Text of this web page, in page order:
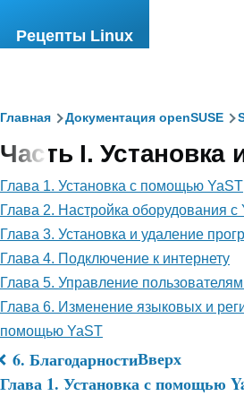
Рецепты Linux
Строка
навигации
Главная Документация openSUSE
Часть I. Установка
Глава 1. Установка с помощью YaST
Глава 2. Настройка оборудования с
Глава 3. Установка и удаление
Глава 4. Подключение к интернету
Глава 5. Управление
Глава 6. Изменение языковых и
помощью YaST
Перекрёстные
6. БлагодарностиВверх
Глава 1. Установка с помощью